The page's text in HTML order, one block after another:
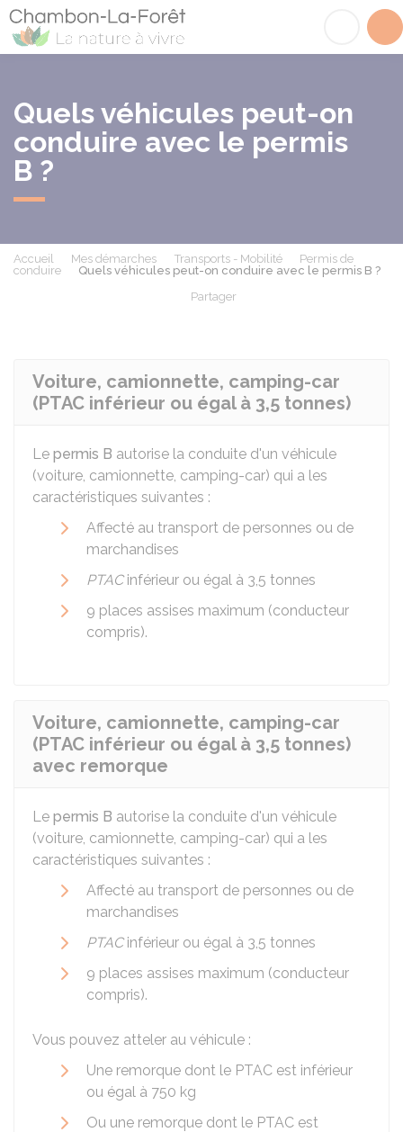
Quels véhicules peut-on
conduire avec le permis
B ?
Accueil Mes démarches Transports - Mobilité
Permis de
conduire
Quels véhicules peut-on conduire avec le permis B ?
Partager
Voiture, camionnette, camping-car
(PTAC inférieur ou égal à 3,5 tonnes)
Le permis B autorise la conduite d'un véhicule
(voiture, camionnette, camping-car) qui a les
caractéristiques suivantes :
Affecté au transport de personnes ou de
marchandises
PTACinférieur ou égal à 3,5 tonnes
9 places assises maximum (conducteur
compris).
Voiture, camionnette, camping-car
(PTAC inférieur ou égal à 3,5 tonnes)
avec remorque
Le permis B autorise la conduite d'un véhicule
(voiture, camionnette, camping-car) qui a les
caractéristiques suivantes :
Affecté au transport de personnes ou de
marchandises
PTACinférieur ou égal à 3,5 tonnes
9 places assises maximum (conducteur
compris).
Vous pouvez atteler au véhicule :
Une remorque dont le PTAC est inférieur
ou égal à 750 kg
Ou une remorque dont le PTAC est